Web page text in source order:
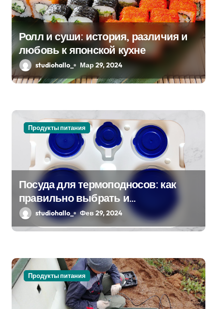
о
з
а
п
с
Ролл и суши: история, различия и
любовь к японской кухне
studiohallo_ Мар 29, 2024
Продукты питания
Посуда для термоподносов: как
правильно выбрать и
использовать
studiohallo_ Фев 29, 2024
Продукты питания